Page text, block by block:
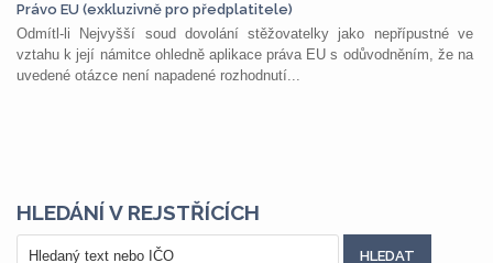
Právo EU (exkluzivně pro předplatitele)
Odmítl-li Nejvyšší soud dovolání stěžovatelky jako nepřípustné ve
vztahu k její námitce ohledně aplikace práva EU s odůvodněním, že na
uvedené otázce není napadené rozhodnutí...
HLEDÁNÍ V REJSTŘÍCÍCH